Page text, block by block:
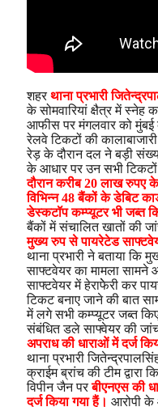
शहरथाना प्रभारी
के सोमवारियां क्षैत्र में
आफीस पर मंगलवार को मुंबई
रेलवे टिकटों की
रेड़ के दौरान दल ने बड़ी
के आधार पर उन सभी
दौरान करीब 20 लाख
विभिन्न 48 बैंकों के डेबिट
डेस्कटॉप कम्प्यूटर भी जब्त
बैंकों में संचालित खातों की
मुख्य रुप से पायरेटेड
थाना प्रभारी ने बताया कि
साफ्टवेयर का मामला सामने
साफ्टवेयर में हेराफेेरी कर
टिकट बनाए जाने की बात
में लगे सभी कम्प्यूटर जब्त
संबंधित डले साफ्वेयर की जांच
अपराध की धाराओं में दर्ज
थाना प्रभारी
क्राईम ब्रांच की टीम
विपीन जैन परबीएनएस की
दर्ज किया गया हैं। आरोपी के